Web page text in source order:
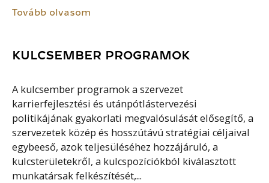
Tovább olvasom
KULCSEMBER PROGRAMOK
A kulcsember programok a szervezet
karrierfejlesztési és utánpótlástervezési
politikájának gyakorlati megvalósulását elősegítő, a
szervezetek közép és hosszútávú stratégiai céljaival
egybeeső, azok teljesüléséhez hozzájáruló, a
kulcsterületekről, a kulcspozíciókból kiválasztott
munkatársak felkészítését,...